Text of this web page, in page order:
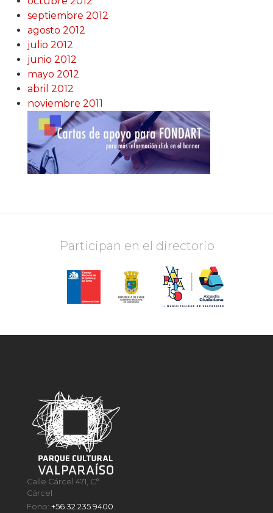
septiembre 2012
agosto 2012
julio 2012
junio 2012
mayo 2012
abril 2012
noviembre 2011
Participan en el directorio
Calle Cárcel 471, C°
Cárcel
Fono:+56 32 235 9400